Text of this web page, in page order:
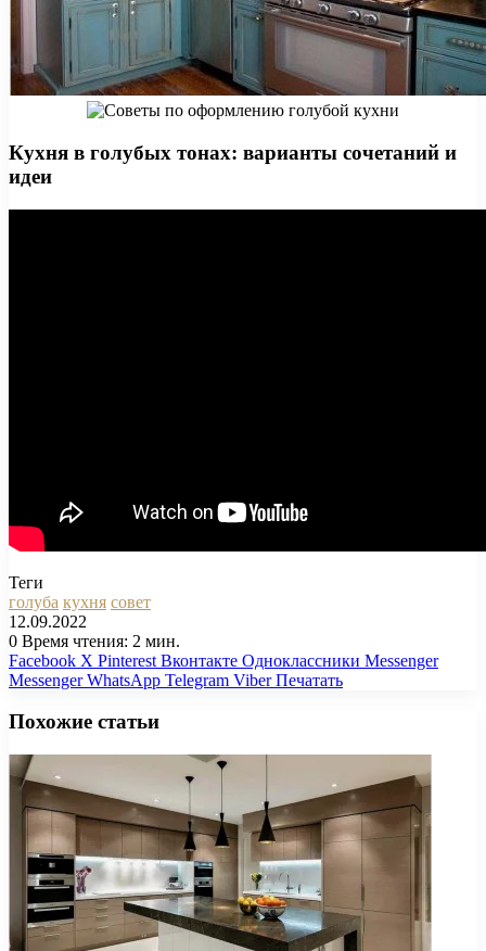
Кухня в голубых тонах: варианты сочетаний и
идеи
Теги
голуба кухня совет
12.09.2022
0 Время чтения: 2 мин.
Facebook X Pinterest Вконтакте Одноклассники Messenger
Messenger WhatsApp Telegram Viber Печатать
Похожие статьи